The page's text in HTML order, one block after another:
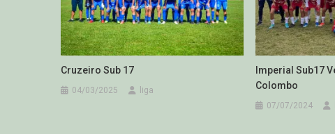
Cruzeiro Sub 17
04/03/2025 liga
Imperial Sub17
Colombo
07/07/2024